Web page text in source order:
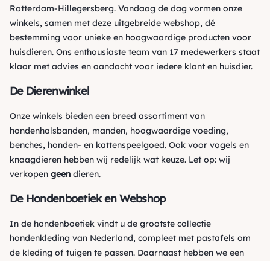
Rotterdam-Hillegersberg. Vandaag de dag vormen onze
winkels, samen met deze uitgebreide webshop, dé
bestemming voor unieke en hoogwaardige producten voor
huisdieren. Ons enthousiaste team van 17 medewerkers staat
klaar met advies en aandacht voor iedere klant en huisdier.
De Dierenwinkel
Onze winkels bieden een breed assortiment van
hondenhalsbanden, manden, hoogwaardige voeding,
benches, honden- en kattenspeelgoed. Ook voor vogels en
knaagdieren hebben wij redelijk wat keuze. Let op: wij
verkopen geen dieren.
De Hondenboetiek en Webshop
In de hondenboetiek vindt u de grootste collectie
hondenkleding van Nederland, compleet met pastafels om
de kleding of tuigen te passen. Daarnaast hebben we een